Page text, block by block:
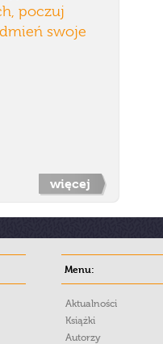
poczuj
swoje
więcej
Menu:
Aktualności
Książki
Autorzy